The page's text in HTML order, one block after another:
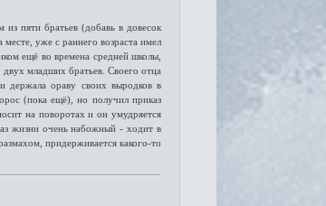
пяти братьев (добавь в довесок
уже с раннего возраста имел
ещё во времена средней школы,
двух младших братьев. Своего отца
держала ораву своих выродков в
(пока ещё), но получил приказ
на поворотах и он умудряется
жизни очень набожный - ходит в
придерживается какого-то